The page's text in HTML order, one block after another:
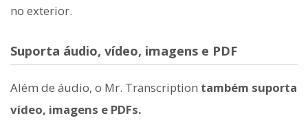
no exterior.
Suporta áudio, vídeo, imagens e PDF
Além de áudio, o Mr. Transcription também suporta
vídeo, imagens e PDFs.